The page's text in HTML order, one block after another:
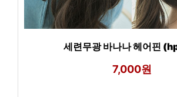
세련무광 바나나 헤어핀
7,000원